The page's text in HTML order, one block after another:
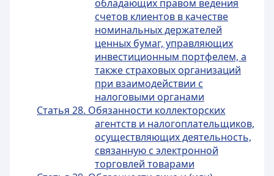
обладающих правом ведения
счетов клиентов в качестве
номинальных держателей
ценных бумаг, управляющих
инвестиционным портфелем, а
также страховых организаций
при взаимодействии с
налоговыми органами
Статья 28. Обязанности коллекторских
агентств и налогоплательщиков,
осуществляющих деятельность,
связанную с электронной
торговлей товарами